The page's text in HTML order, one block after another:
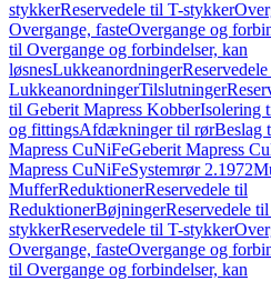
stykkerReservedele til T-stykker
Overgange, fasteOvergange og
til Overgange og forbindelser, kan
løsnesLukkeanordninger
LukkeanordningerTilslutninger
til Geberit Mapress KobberIsolering
og fittingsAfdækninger til rørBeslag
Mapress CuNiFeGeberit Mapress
Mapress CuNiFeSystemrør 2.1972
MufferReduktionerReservedele til
ReduktionerBøjningerReservedele
stykkerReservedele til T-stykker
Overgange, fasteOvergange og
til Overgange og forbindelser, kan